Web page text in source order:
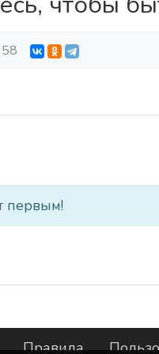
первым!
Правила